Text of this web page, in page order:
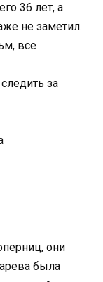
36 лет, а
не заметил.
все
за
они
была